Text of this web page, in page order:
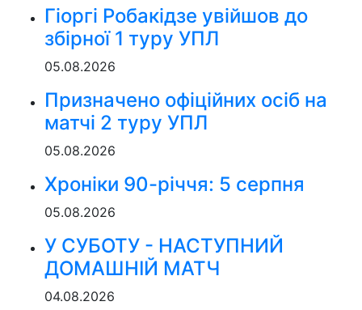
Гіоргі Робакідзе увійшов до
збірної 1 туру УПЛ
05.08.2026
Призначено офіційних осіб на
матчі 2 туру УПЛ
05.08.2026
Хроніки 90-річчя: 5 серпня
05.08.2026
У СУБОТУ - НАСТУПНИЙ
ДОМАШНІЙ МАТЧ
04.08.2026